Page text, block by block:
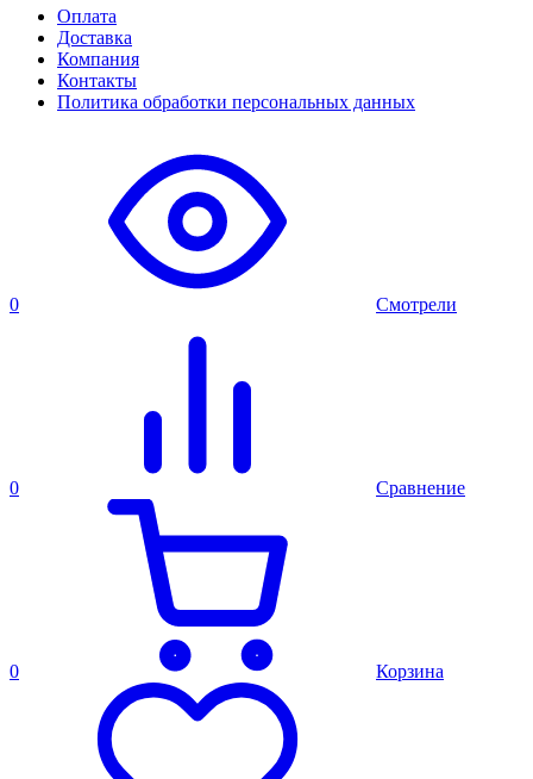
Оплата
Доставка
Компания
Контакты
Политика обработки персональных данных
0 Смотрели
0 Сравнение
0 Корзина